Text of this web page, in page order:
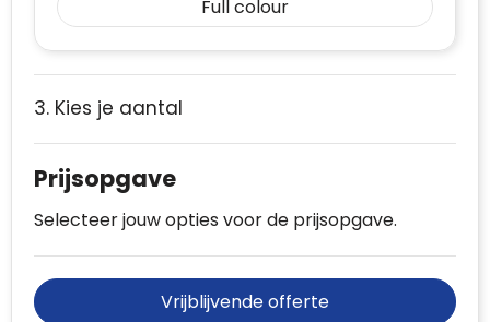
Full colour
3. Kies je aantal
Prijsopgave
Selecteer jouw opties voor de prijsopgave.
Vrijblijvende offerte